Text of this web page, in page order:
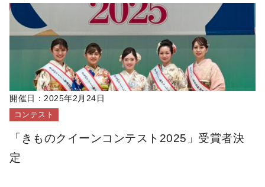
開催日： 2025年2月24日
コンテスト
「きものクイーンコンテスト2025」受賞者決
定